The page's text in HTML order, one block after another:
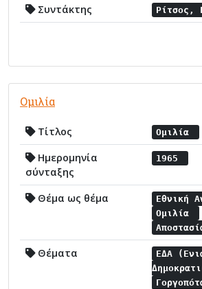
Συντάκτης Ρίτσος,
Ομιλία
Τίτλος Ομιλία
Ημερομηνία
σύνταξης
1965
Θέμα ως θέμα
Εθνική
Ομιλία
Θέματα
ΕΔΑ